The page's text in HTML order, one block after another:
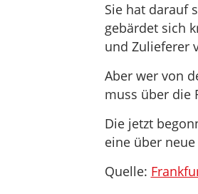
Sie hat darauf
gebärdet sich
und Zulieferer
Aber wer von
muss über die
Die jetzt
eine über
Quelle: